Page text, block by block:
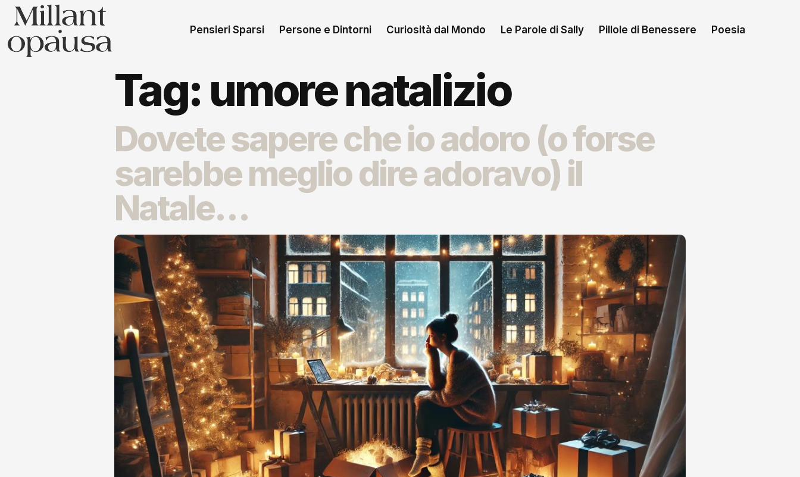
Pensieri Sparsi Persone e Dintorni Curiosità dal Mondo Le Parole di Sally Pillole di Benessere Poesia
Tag: umore natalizio
Dovete sapere che io adoro (o forse
sarebbe meglio dire adoravo) il
Natale…